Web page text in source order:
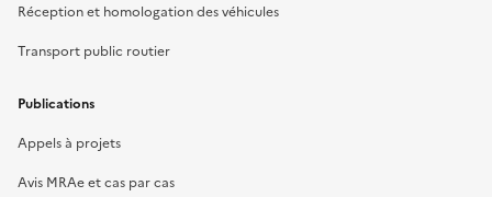
Réception et homologation des véhicules
Transport public routier
Publications
Appels à projets
Avis MRAe et cas par cas